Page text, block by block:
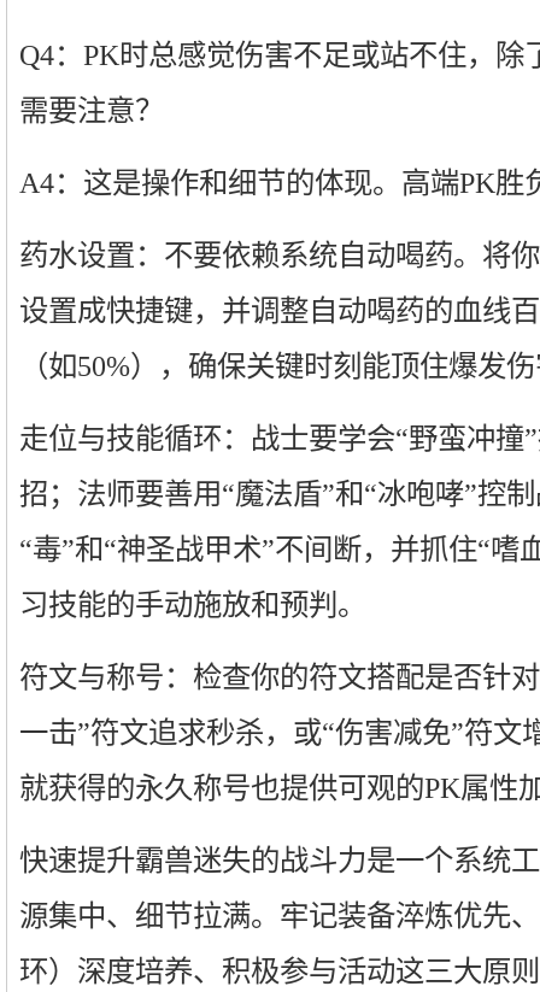
Q4：PK时总感觉伤害不足或站不住，除
需要注意？
A4：这是操作和细节的体现。高端PK胜
药水设置：不要依赖系统自动喝药。将
设置成快捷键，并调整自动喝药的血线
（如50%），确保关键时刻能顶住爆发
走位与技能循环：战士要学会“野蛮冲撞
招；法师要善用“魔法盾”和“冰咆哮”控
“毒”和“神圣战甲术”不间断，并抓住“嗜
习技能的手动施放和预判。
符文与称号：检查你的符文搭配是否针
一击”符文追求秒杀，或“伤害减免”符文
就获得的永久称号也提供可观的PK属性
快速提升霸兽迷失的战斗力是一个系统
源集中、细节拉满。牢记装备淬炼优先
环）深度培养、积极参与活动这三大原